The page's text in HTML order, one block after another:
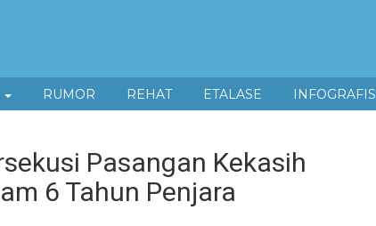
RUMOR REHAT ETALASE INFOGRAFIS
Pasangan Kekasih
6 Tahun Penjara